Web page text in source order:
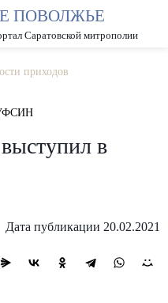
А А
ПОВОЛЖЬЕ
Саратовской митрополии
приходов
УФСИН
в
Дата публикации 20.02.2021